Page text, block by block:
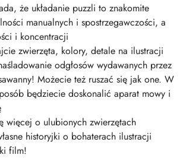
że układanie puzzli to znakomite
manualnych i spostrzegawczości, a
i koncentracji
zwierzęta, kolory, detale na ilustracji
odgłosów wydawanych przez
Możecie też ruszać się jak one. W
będziecie doskonalić aparat mowy i
więcej o ulubionych zwierzętach
historyjki o bohaterach ilustracji
film!